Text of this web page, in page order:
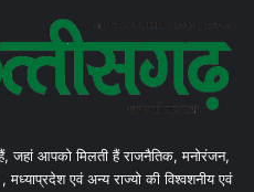
जहां आपको मिलती हैं राजनैतिक, मनोरंजन,
एवं अन्य राज्यो की विश्वशनीय एवं